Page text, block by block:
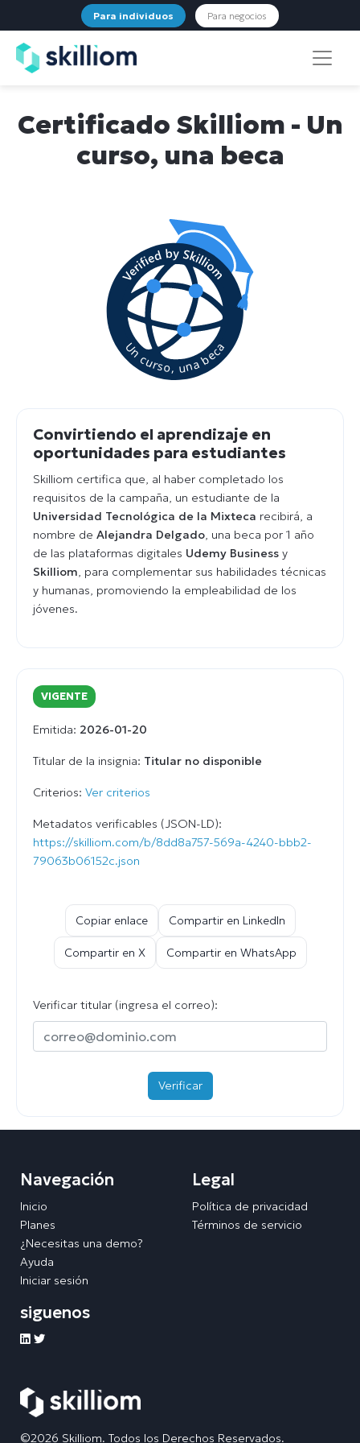
Para individuos Para negocios
Certificado Skilliom - Un
curso, una beca
Convirtiendo el aprendizaje en
oportunidades para estudiantes
Skilliom certifica que, al haber completado los
requisitos de la campaña, un estudiante de la
Universidad Tecnológica de la Mixteca recibirá, a
nombre de Alejandra Delgado , una beca por 1 año
de las plataformas digitales Udemy Business y
Skilliom , para complementar sus habilidades técnicas
y humanas, promoviendo la empleabilidad de los
jóvenes.
VIGENTE
Emitida: 2026-01-20
Titular de la insignia: Titular no disponible
Criterios: Ver criterios
Metadatos verificables (JSON-LD):
https://skilliom.com/b/8dd8a757-569a-4240-bbb2-
79063b06152c.json
Copiar enlace Compartir en LinkedIn
Compartir en X Compartir en WhatsApp
Verificar titular (ingresa el correo):
Verificar
©2026 Skilliom. Todos los Derechos Reservados.
Navegación
Inicio
Planes
¿Necesitas una demo?
Ayuda
Iniciar sesión
Legal
Política de privacidad
Términos de servicio
siguenos